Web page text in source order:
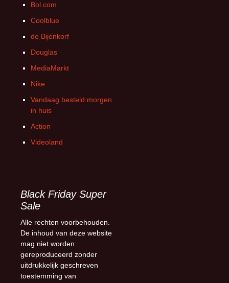
Bol.com
Coolblue
de Bijenkorf
Douglas
MediaMarkt
Nike
Vandaag besteld morgen
in huis
Action
Videoland
Black Friday Super
Sale
Alle rechten voorbehouden.
De inhoud van deze website
mag niet worden
gereproduceerd zonder
uitdrukkelijk geschreven
toestemming van